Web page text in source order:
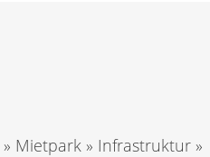
» Mietpark » Infrastruktur »